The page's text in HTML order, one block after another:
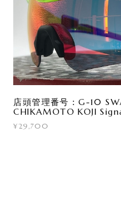
店頭管理番号：G-10
CHIKAMOTO KOJI
¥29,700